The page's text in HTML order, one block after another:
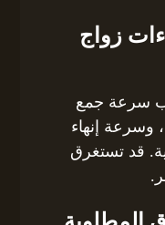
زواج
سرعة جمع
وسرعة إنهاء
قد تستغرق